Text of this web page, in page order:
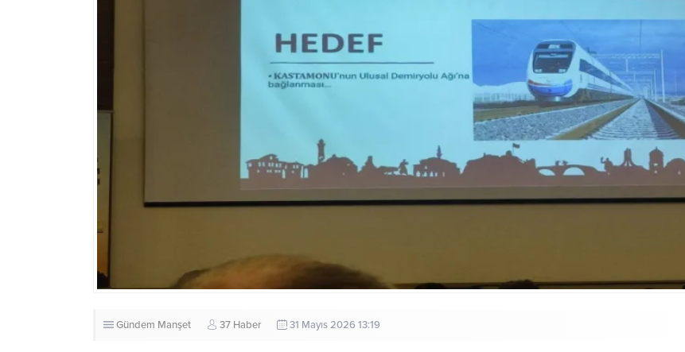
Gündem Manşet 37 Haber 31 Mayıs 2026 13:19